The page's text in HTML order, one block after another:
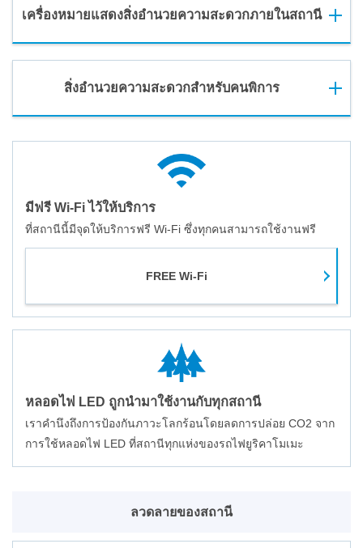
เครื่องหมายแสดงสิ่งอำนวยความสะดวกภายในสถานี
สิ่งอำนวยความสะดวกสำหรับคนพิการ
มีฟรี Wi-Fi ไว้ให้บริการ
ที่สถานีนี้มีจุดให้บริการฟรี Wi-Fi ซึ่งทุกคนสามารถใช้งานฟรี
FREE Wi-Fi
หลอดไฟ LED ถูกนำมาใช้งานกับทุกสถานี
เราคำนึงถึงการป้องกันภาวะโลกร้อนโดยลดการปล่อย CO2 จาก
การใช้หลอดไฟ LED ที่สถานีทุกแห่งของรถไฟยูริคาโมเมะ
ลวดลายของสถานี